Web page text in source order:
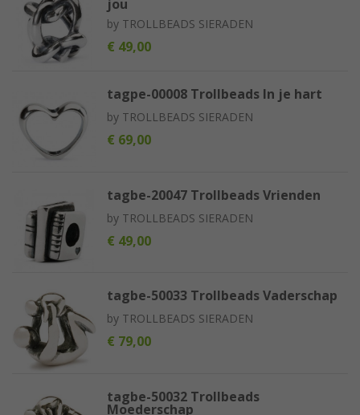
jou
by TROLLBEADS SIERADEN
€ 49,00
tagpe-00008 Trollbeads In je hart
by TROLLBEADS SIERADEN
€ 69,00
tagbe-20047 Trollbeads Vrienden
by TROLLBEADS SIERADEN
€ 49,00
tagbe-50033 Trollbeads Vaderschap
by TROLLBEADS SIERADEN
€ 79,00
tagbe-50032 Trollbeads
Moederschap